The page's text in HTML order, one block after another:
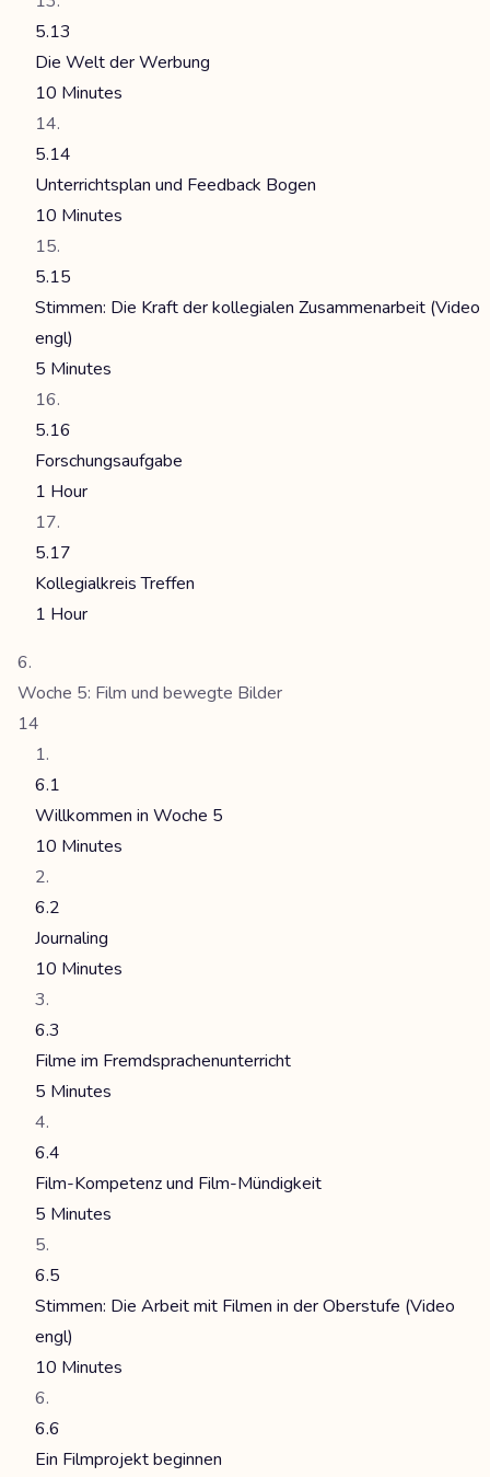
5.13
Die Welt der Werbung
10 Minutes
5.14
Unterrichtsplan und Feedback Bogen
10 Minutes
5.15
Stimmen: Die Kraft der kollegialen Zusammenarbeit (Video
engl)
5 Minutes
5.16
Forschungsaufgabe
1 Hour
5.17
Kollegialkreis Treffen
1 Hour
Woche 5: Film und bewegte Bilder
14
6.1
Willkommen in Woche 5
10 Minutes
6.2
Journaling
10 Minutes
6.3
Filme im Fremdsprachenunterricht
5 Minutes
6.4
Film-Kompetenz und Film-Mündigkeit
5 Minutes
6.5
Stimmen: Die Arbeit mit Filmen in der Oberstufe (Video
engl)
10 Minutes
6.6
Ein Filmprojekt beginnen